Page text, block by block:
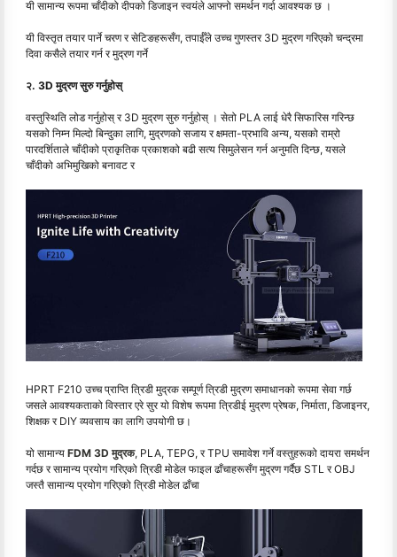
यी सामान्य रूपमा चाँदीको दीपको डिजाइन स्वयंले आफ्नो समर्थन गर्दा आवश्यक छ ।
यी विस्तृत तयार पार्ने चरण र सेटिङहरूसँग, तपाईँले उच्च गुणस्तर 3D मुद्रण गरिएको चन्द्रमा
दिवा कसैले तयार गर्न र मुद्रण गर्ने
२. 3D मुद्रण सुरु गर्नुहोस्
वस्तुस्थिति लोड गर्नुहोस् र 3D मुद्रण सुरु गर्नुहोस् । सेतो PLA लाई धेरै सिफारिस गरिन्छ
यसको निम्न मिल्दो बिन्दुका लागि, मुद्रणको सजाय र क्षमता-प्रभावि अन्य, यसको राम्रो
पारदर्शिताले चाँदीको प्राकृतिक प्रकाशको बढी सत्य सिमुलेसन गर्न अनुमति दिन्छ, यसले
चाँदीको अभिमुखिको बनावट र
HPRT F210 उच्च प्राप्ति त्रिडी मुद्रक सम्पूर्ण त्रिडी मुद्रण समाधानको रूपमा सेवा गर्छ
जसले आवश्यकताको विस्तार एरे सुर यो विशेष रूपमा त्रिडीई मुद्रण प्रेषक, निर्माता, डिजाइनर,
शिक्षक र DIY व्यवसाय का लागि उपयोगी छ।
यो सामान्य FDM 3D मुद्रक, PLA, TEPG, र TPU समावेश गर्ने वस्तुहरूको दायरा समर्थन
गर्दछ र सामान्य प्रयोग गरिएको त्रिडी मोडेल फाइल ढाँचाहरूसँग मुद्रण गर्दैछ STL र OBJ
जस्तै सामान्य प्रयोग गरिएको त्रिडी मोडेल ढाँचा